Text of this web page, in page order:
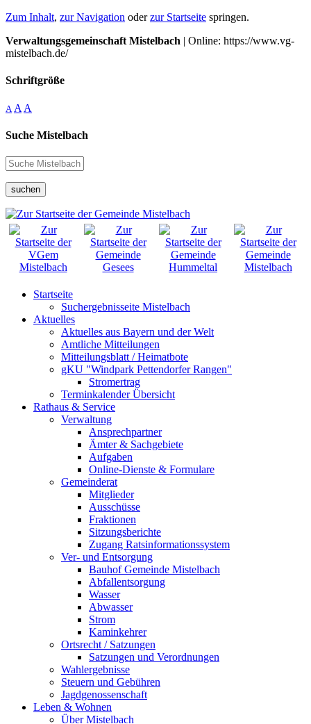
Zum Inhalt, zur Navigation oderzur Startseite springen.
Verwaltungsgemeinschaft Mistelbach | Online: https://www.vg-
mistelbach.de/
Schriftgröße
A A A
Suche Mistelbach
suchen
Startseite
Suchergebnisseite Mistelbach
Aktuelles
Aktuelles aus Bayern und der Welt
Amtliche Mitteilungen
Mitteilungsblatt / Heimatbote
gKU "Windpark Pettendorfer Rangen"
Stromertrag
Terminkalender Übersicht
Rathaus & Service
Verwaltung
Ansprechpartner
Ämter & Sachgebiete
Aufgaben
Online-Dienste & Formulare
Gemeinderat
Mitglieder
Ausschüsse
Fraktionen
Sitzungsberichte
Zugang Ratsinformationssystem
Ver- und Entsorgung
Bauhof Gemeinde Mistelbach
Abfallentsorgung
Wasser
Abwasser
Strom
Kaminkehrer
Ortsrecht / Satzungen
Satzungen und Verordnungen
Wahlergebnisse
Steuern und Gebühren
Jagdgenossenschaft
Leben & Wohnen
Über Mistelbach